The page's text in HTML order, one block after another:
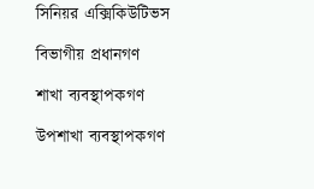
সিনিয়র এক্সিকিউটিভস
বিভাগীয় প্রধানগণ
শাখা ব্যবস্থাপকগণ
উপশাখা ব্যবস্থাপকগণ